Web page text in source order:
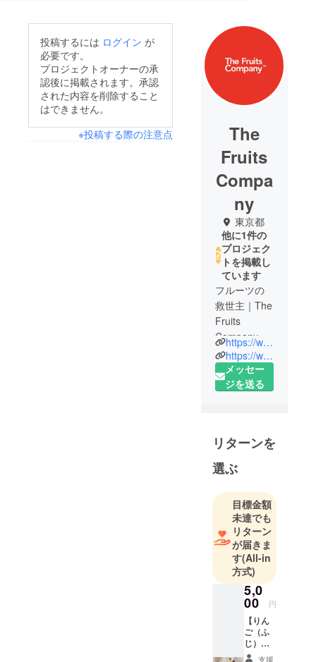
投稿するには ログイン が
必要です。
プロジェクトオーナーの承
認後に掲載されます。承認
された内容を削除すること
はできません。
※投稿する際の注意点
The
Fruits
Compa
ny
東京都
他に1件の
プロジェク
トを掲載し
ています
フルーツの
救世主｜The
Fruits
Company™
規格外フ
ルーツから
できたスト
https://www.thefruits-company.com/
https://www.instagram.com/the_fruits_company/
メッセー
ジを送る
リターンを
選ぶ
目標金額
未達でも
リターン
が届きま
す(All-in
方式)
5,0
00 円
【りん
ご（ふ
じ）ス
トレー
支援